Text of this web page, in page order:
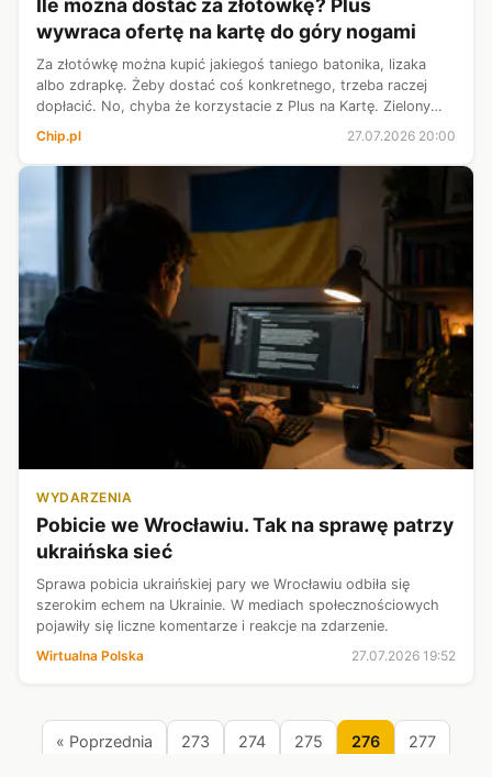
Ile można dostać za złotówkę? Plus
wywraca ofertę na kartę do góry nogami
Za złotówkę można kupić jakiegoś taniego batonika, lizaka
albo zdrapkę. Żeby dostać coś konkretnego, trzeba raczej
dopłacić. No, chyba że korzystacie z Plus na Kartę. Zielony
operator postanowił udowodnić, że jedna moneta wciąż może
mieć potężną moc....
Chip.pl 27.07.2026 20:00
WYDARZENIA
Pobicie we Wrocławiu. Tak na sprawę patrzy
ukraińska sieć
Sprawa pobicia ukraińskiej pary we Wrocławiu odbiła się
szerokim echem na Ukrainie. W mediach społecznościowych
pojawiły się liczne komentarze i reakcje na zdarzenie.
Wirtualna Polska
27.07.2026 19:52
« Poprzednia 273 274 275 276 277